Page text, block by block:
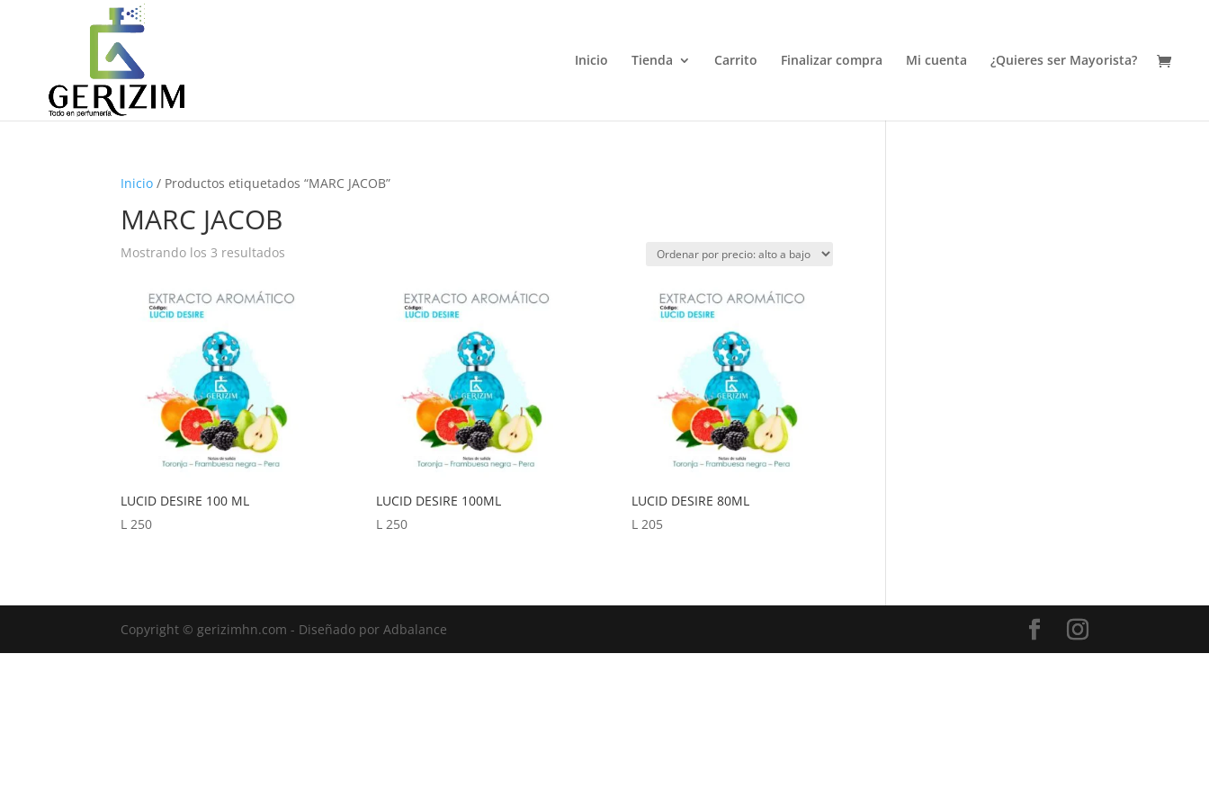
Inicio Tienda Carrito Finalizar compra Mi cuenta ¿Quieres ser Mayorista?
Inicio / Productos etiquetados “MARC JACOB”
MARC JACOB
Mostrando los 3 resultados
precio:
LUCID DESIRE 100 ML
L 250
LUCID DESIRE 100ML
L250
LUCID DESIRE 80ML
L205
Copyright © gerizimhn.com - Diseñado por Adbalance